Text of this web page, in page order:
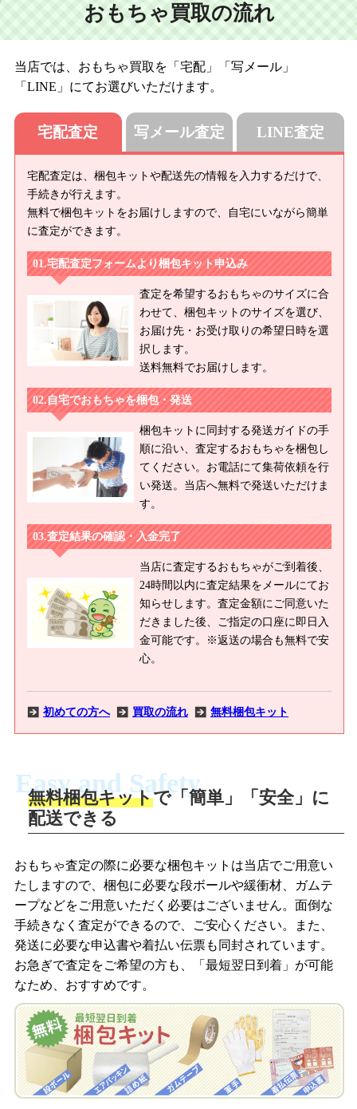
おもちゃ買取の流れ
当店では、おもちゃ買取を「宅配」「写メール」
「LINE」にてお選びいただけます。
宅配査定
宅配査定は、梱包キットや配送先の情報を入力するだけで、
手続きが行えます。
無料で梱包キットをお届けしますので、自宅にいながら簡単
に査定ができます。
宅配査定フォームより梱包キット申込み
査定を希望するおもちゃのサイズに合
わせて、梱包キットのサイズを選び、
お届け先・お受け取りの希望日時を選
択します。
送料無料でお届けします。
自宅でおもちゃを梱包・発送
梱包キットに同封する発送ガイドの手
順に沿い、査定するおもちゃを梱包し
てください。お電話にて集荷依頼を行
い発送。当店へ無料で発送いただけま
す。
査定結果の確認・入金完了
当店に査定するおもちゃがご到着後、
24時間以内に査定結果をメールにてお
知らせします。査定金額にご同意いた
だきました後、ご指定の口座に即日入
金可能です。※返送の場合も無料で安
心。
初めての方へ 買取の流れ 無料梱包キット
写メール査定
商品撮影
商品を撮影して、査定フォームから画像
を送信します。
梱包キットをメールで申し込み
査定結果をメールで確認し、梱包キット
を申し込みます。梱包キットは送料無料
でお届けします。
自宅でおもちゃを発送・梱包
梱包キットに同封する発送ガイドの手順
LINE査定
LINEの友だち追加・査定画像を送信
「ジョニージョイLINE査定」を友だちに
追加し、スマートフォンなどのカメラで
撮影したおもちゃの写真をトーク中に送
梱包キットをLINEで申し込み
査定結果をLINEで確認し、梱包キットを
申し込みます。梱包キットは送料無料で
お届けします。
自宅でおもちゃを発送・梱包
Easy and Safety
無料梱包キットで「簡単」「安全」に
配送できる
おもちゃ査定の際に必要な梱包キットは当店でご用意い
たしますので、梱包に必要な段ボールや緩衝材、ガムテ
ープなどをご用意いただく必要はございません。面倒な
手続きなく査定ができるので、ご安心ください。また、
発送に必要な申込書や着払い伝票も同封されています。
お急ぎで査定をご希望の方も、「最短翌日到着」が可能
なため、おすすめです。